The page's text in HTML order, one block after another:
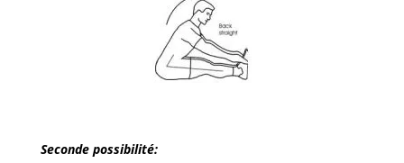
Seconde possibilité: